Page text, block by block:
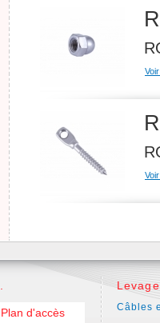
Plan d'accès
Câbles